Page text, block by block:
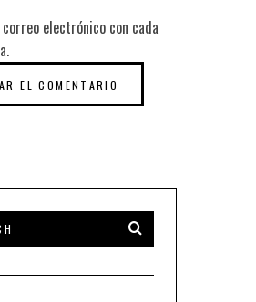
electrónico con cada